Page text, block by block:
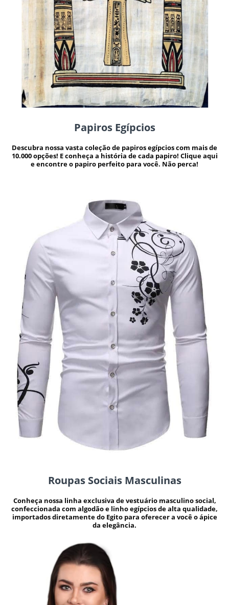
Papiros Egípcios
Descubra nossa vasta coleção de papiros egípcios com mais de
10.000 opções! E conheça a história de cada papiro! Clique aqui
e encontre o papiro perfeito para você. Não perca!
Roupas Sociais Masculinas
Conheça nossa linha exclusiva de vestuário masculino social,
confeccionada com algodão e linho egípcios de alta qualidade,
importados diretamente do Egito para oferecer a você o ápice
da elegância.